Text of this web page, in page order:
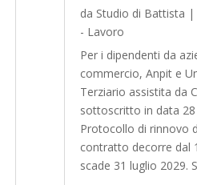
da Studio di Battista |
- Lavoro
Per i dipendenti da
commercio, Anpit e
Terziario assistita da
sottoscritto in data 28
Protocollo di rinnovo
contratto decorre dal
scade 31 luglio 2029.